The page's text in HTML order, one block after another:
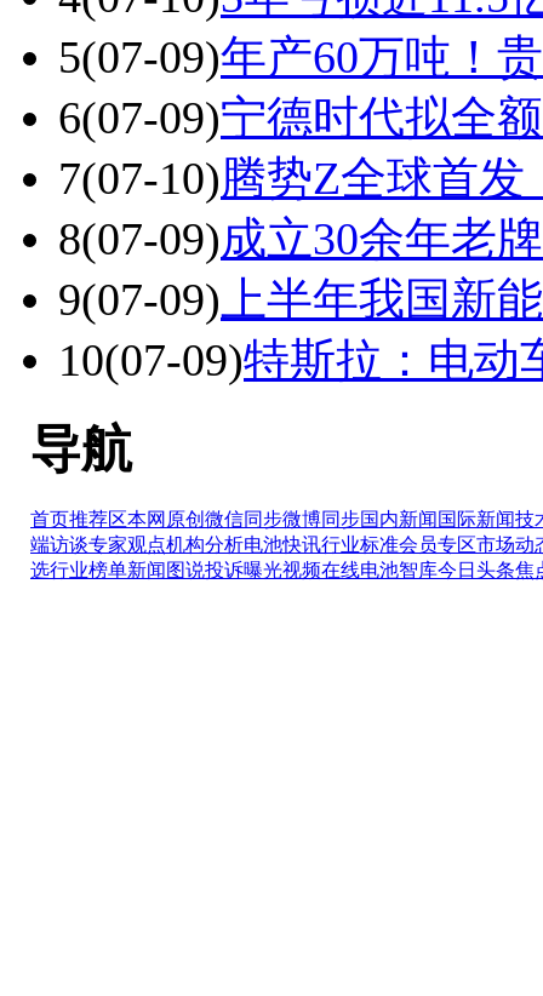
5(07-09)年产60万吨！
6(07-09)宁德时代拟全
7(07-10)腾势Z全球首
8(07-09)成立30余年老
9(07-09) 上半年我国新
10(07-09)特斯拉：电动
导航
首页推荐区本网原创 微信同步微博同步国内新闻 国际新闻技
端访谈专家观点机构分析电池快讯行业标准会员专区市场动
选行业榜单新闻图说投诉曝光视频在线电池智库今日头条焦